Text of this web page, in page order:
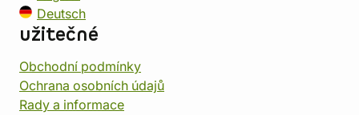
Deutsch
užitečné
Obchodní podmínky
Ochrana osobních údajů
Rady a informace